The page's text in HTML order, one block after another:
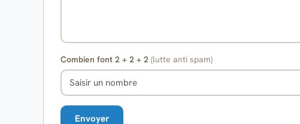
Combien font 2 + 2 + 2 (lutte anti spam)